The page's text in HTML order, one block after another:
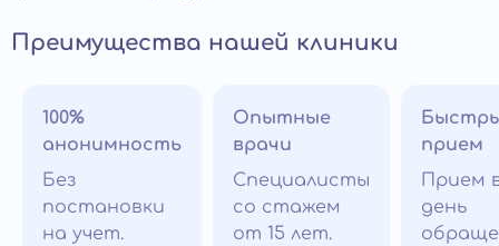
Преимущества нашей клиники
100%
анонимность
Без
постановки
на учет.
Опытные
врачи
Специалисты
со стажем
от 15 лет.
прием
Прием
день